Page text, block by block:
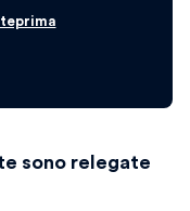
sono relegate